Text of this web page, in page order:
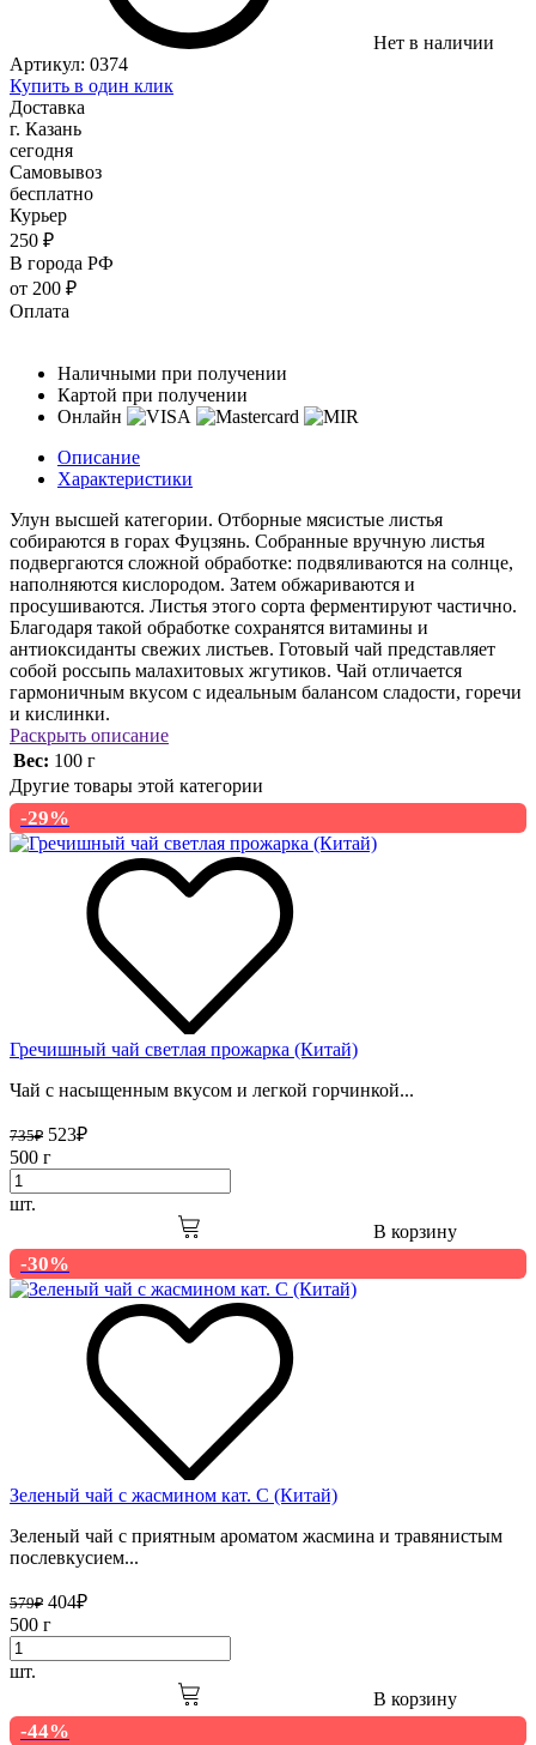
Нет в наличии
Артикул: 0374
Купить в один клик
Доставка
г. Казань
сегодня
Самовывоз
бесплатно
Курьер
250 ₽
В города РФ
от 200 ₽
Оплата
Наличными при получении
Картой при получении
Онлайн
Описание
Характеристики
Улун высшей категории. Отборные мясистые листья
собираются в горах Фуцзянь. Собранные вручную листья
подвергаются сложной обработке: подвяливаются на солнце,
наполняются кислородом. Затем обжариваются и
просушиваются. Листья этого сорта ферментируют частично.
Благодаря такой обработке сохранятся витамины и
антиоксиданты свежих листьев. Готовый чай представляет
собой россыпь малахитовых жгутиков. Чай отличается
гармоничным вкусом с идеальным балансом сладости, горечи
и кислинки.
Раскрыть описание
Вес: 100 г
Другие товары этой категории
-29%
Гречишный чай светлая прожарка (Китай)
Чай с насыщенным вкусом и легкой горчинкой...
735₽ 523₽
500 г
шт.
В корзину
-30%
Зеленый чай с жасмином кат. С (Китай)
Зеленый чай с приятным ароматом жасмина и травянистым
послевкусием...
579₽ 404₽
500 г
шт.
В корзину
-44%